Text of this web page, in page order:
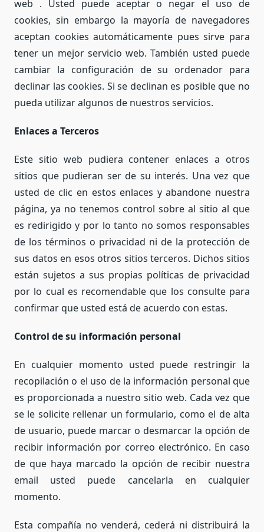
web . Usted puede aceptar o negar el uso de
cookies, sin embargo la mayoría de navegadores
aceptan cookies automáticamente pues sirve para
tener un mejor servicio web. También usted puede
cambiar la configuración de su ordenador para
declinar las cookies. Si se declinan es posible que no
pueda utilizar algunos de nuestros servicios.
Enlaces a Terceros
Este sitio web pudiera contener enlaces a otros
sitios que pudieran ser de su interés. Una vez que
usted de clic en estos enlaces y abandone nuestra
página, ya no tenemos control sobre al sitio al que
es redirigido y por lo tanto no somos responsables
de los términos o privacidad ni de la protección de
sus datos en esos otros sitios terceros. Dichos sitios
están sujetos a sus propias políticas de privacidad
por lo cual es recomendable que los consulte para
confirmar que usted está de acuerdo con estas.
Control de su información personal
En cualquier momento usted puede restringir la
recopilación o el uso de la información personal que
es proporcionada a nuestro sitio web. Cada vez que
se le solicite rellenar un formulario, como el de alta
de usuario, puede marcar o desmarcar la opción de
recibir información por correo electrónico. En caso
de que haya marcado la opción de recibir nuestra
email usted puede cancelarla en cualquier
momento.
Esta compañía no venderá, cederá ni distribuirá la